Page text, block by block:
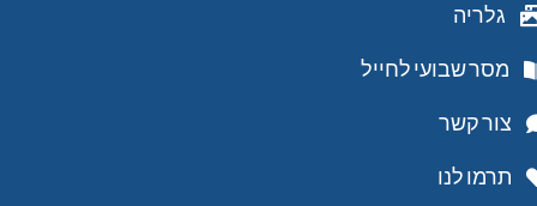
גלריה
מסר שבועי לחייל
צור קשר
תרמו לנו